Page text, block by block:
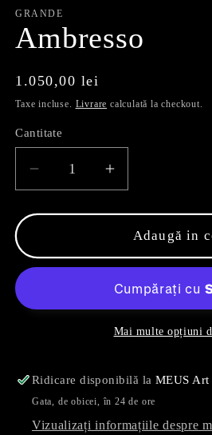
GRANDE
Ambresso
Preț
obișnuit
1.050,00 lei
Taxe incluse. Livrare calculată la checkout.
Cantitate
Reduceți
cantitatea
pentru
Creșteți
cantitatea
pentru
Ambresso
Adaugă in
Mai multe opțiuni
Ridicare disponibilă la MEUS Art
Gata, de obicei, în 24 de ore
Vizualizați informațiile despre